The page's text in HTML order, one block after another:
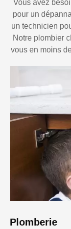
Vous avez
pour un
un technicien
Notre plombier
vous en moins
Plomberie